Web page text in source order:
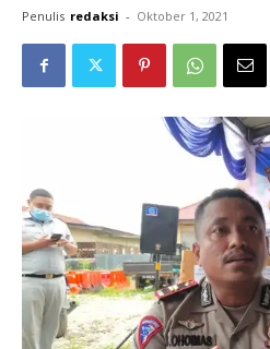
Penulis redaksi - Oktober 1, 2021